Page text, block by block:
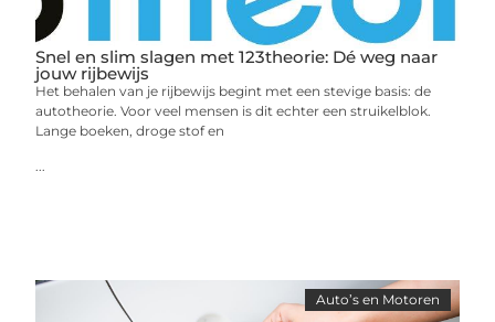
Snel en slim slagen met 123theorie: Dé weg naar
jouw rijbewijs
Het behalen van je rijbewijs begint met een stevige basis: de
autotheorie. Voor veel mensen is dit echter een struikelblok.
Lange boeken, droge stof en
Auto’s en Motoren